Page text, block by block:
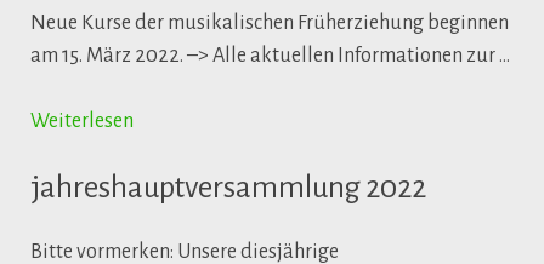
Neue Kurse der musikalischen Früherziehung beginnen
am 15. März 2022. –> Alle aktuellen Informationen zur …
Weiterlesen
jahreshauptversammlung 2022
Bitte vormerken: Unsere diesjährige